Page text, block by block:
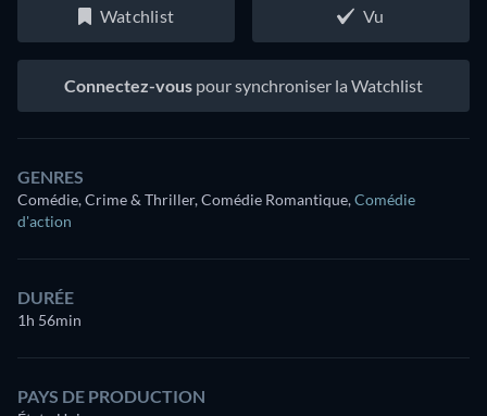
Watchlist Vu
Connectez-vous pour synchroniser la Watchlist
GENRES
Comédie, Crime & Thriller, Comédie Romantique,Comédie
d'action
DURÉE
1h 56min
PAYS DE PRODUCTION